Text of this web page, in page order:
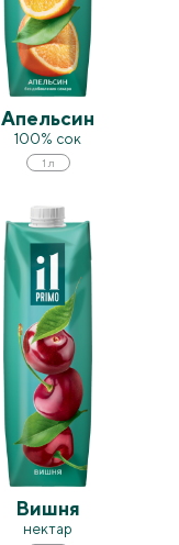
Апельсин
100% сок
1 л
Вишня
нектар